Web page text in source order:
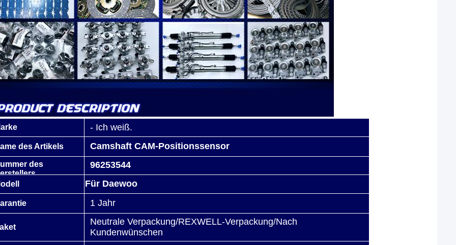
- Ich weiß.
des Artikels Camshaft CAM-Positionssensor
des
96253544
Für Daewoo
1 Jahr
Neutrale Verpackung/REXWELL-Verpackung/Nach
Kundenwünschen